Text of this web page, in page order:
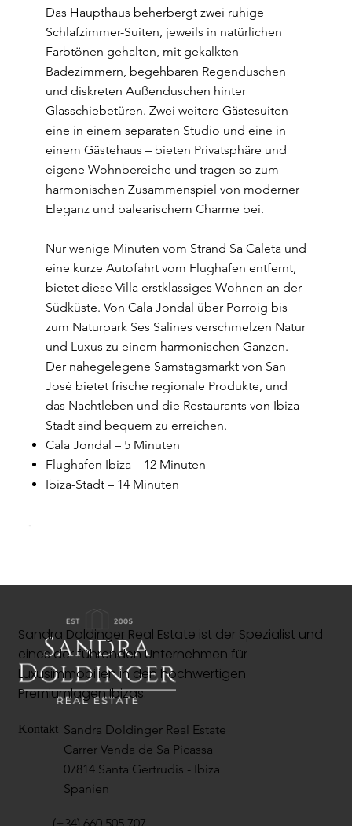
Das Haupthaus beherbergt zwei ruhige
Schlafzimmer-Suiten, jeweils in natürlichen
Farbtönen gehalten, mit gekalkten
Badezimmern, begehbaren Regenduschen
und diskreten Außenduschen hinter
Glasschiebetüren. Zwei weitere Gästesuiten –
eine in einem separaten Studio und eine in
einem Gästehaus – bieten Privatsphäre und
eigene Wohnbereiche und tragen so zum
harmonischen Zusammenspiel von moderner
Eleganz und balearischem Charme bei.
Nur wenige Minuten vom Strand Sa Caleta und
eine kurze Autofahrt vom Flughafen entfernt,
bietet diese Villa erstklassiges Wohnen an der
Südküste. Von Cala Jondal über Porroig bis
zum Naturpark Ses Salines verschmelzen Natur
und Luxus zu einem harmonischen Ganzen.
Der nahegelegene Samstagsmarkt von San
José bietet frische regionale Produkte, und
das Nachtleben und die Restaurants von Ibiza-
Stadt sind bequem zu erreichen.
Cala Jondal – 5 Minuten
Flughafen Ibiza – 12 Minuten
Ibiza-Stadt – 14 Minuten
Sandra Doldinger Real Estate ist der Spezialist und
eines der führenden Unternehmen für
Luxusimmobilien in den hochwertigen
Premiumlagen Ibizas.
Kontakt Sandra Doldinger Real Estate
Carrer Venda de Sa Picassa
07814 Santa Gertrudis - Ibiza
Spanien